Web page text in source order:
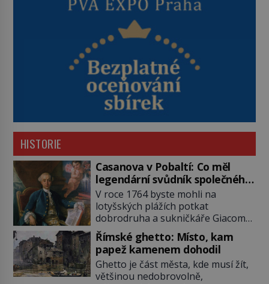
HISTORIE
Casanova v Pobaltí: Co měl
legendární svůdník společného
se svobodnými zednáři?
V roce 1764 byste mohli na
lotyšských plážích potkat
dobrodruha a sukničkáře Giacoma
Casanovu. Jeho cesta k Baltskému
moři však nebyla turistickým
výletem, ale ryze pracovní cestou
se zištnými úmysly. Jaký cíl
Casanova sledoval, když se
Římské ghetto: Místo, kam
papež kamenem dohodil
Ghetto je část města, kde musí žít,
většinou nedobrovolně,